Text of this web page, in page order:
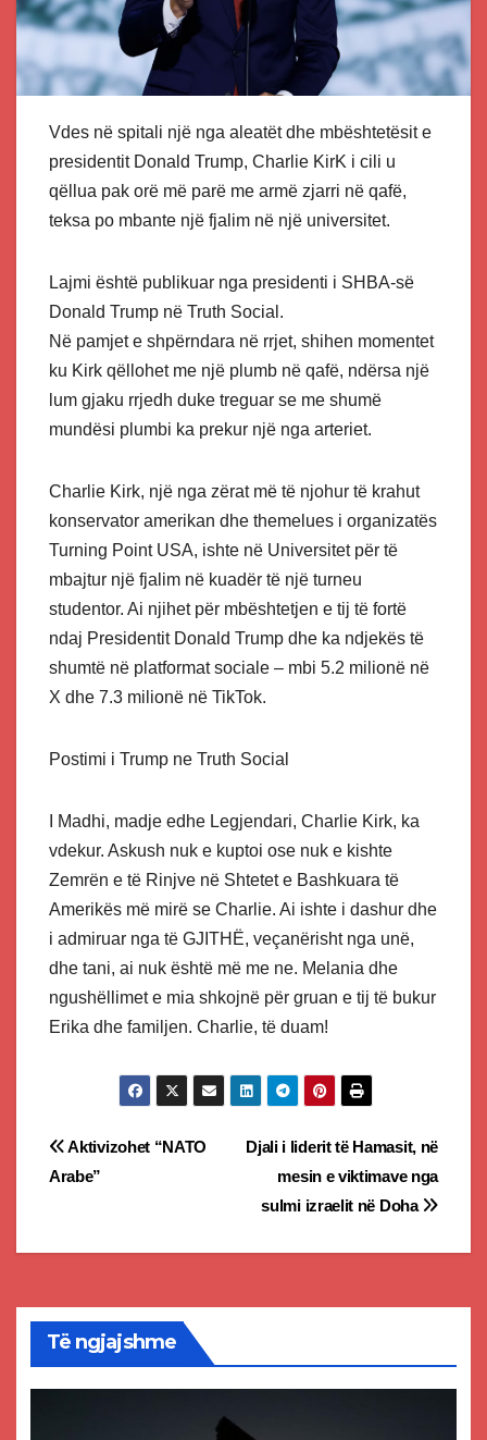
Vdes në spitali një nga aleatët dhe mbështetësit e
presidentit Donald Trump, Charlie KirK i cili u
qëllua pak orë më parë me armë zjarri në qafë,
teksa po mbante një fjalim në një universitet.
Lajmi është publikuar nga presidenti i SHBA-së
Donald Trump në Truth Social.
Në pamjet e shpërndara në rrjet, shihen momentet
ku Kirk qëllohet me një plumb në qafë, ndërsa një
lum gjaku rrjedh duke treguar se me shumë
mundësi plumbi ka prekur një nga arteriet.
Charlie Kirk, një nga zërat më të njohur të krahut
konservator amerikan dhe themelues i organizatës
Turning Point USA, ishte në Universitet për të
mbajtur një fjalim në kuadër të një turneu
studentor. Ai njihet për mbështetjen e tij të fortë
ndaj Presidentit Donald Trump dhe ka ndjekës të
shumtë në platformat sociale – mbi 5.2 milionë në
X dhe 7.3 milionë në TikTok.
Postimi i Trump ne Truth Social
I Madhi, madje edhe Legjendari, Charlie Kirk, ka
vdekur. Askush nuk e kuptoi ose nuk e kishte
Zemrën e të Rinjve në Shtetet e Bashkuara të
Amerikës më mirë se Charlie. Ai ishte i dashur dhe
i admiruar nga të GJITHË, veçanërisht nga unë,
dhe tani, ai nuk është më me ne. Melania dhe
ngushëllimet e mia shkojnë për gruan e tij të bukur
Erika dhe familjen. Charlie, të duam!
Post
Djali i liderit të Hamasit, në
mesin e viktimave nga
sulmi izraelit në Doha
Aktivizohet “NATO
Arabe”
Të ngjajshme